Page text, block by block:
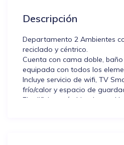
Descripción
Departamento 2 Ambientes
reciclado y céntrico.
Cuenta con cama doble,
equipada con todos los
Incluye servicio de wifi, TV
frío/calor y espacio de
El edificio está ubicado en el